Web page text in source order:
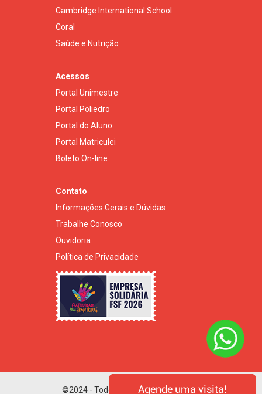
Cambridge International School
Coral
Saúde e Nutrição
Acessos
Portal Unimestre
Portal Poliedro
Portal do Aluno
Portal Matriculei
Boleto On-line
Contato
Informações Gerais e Dúvidas
Trabalhe Conosco
Ouvidoria
Política de Privacidade
©2024 - Todos os direitos reservados